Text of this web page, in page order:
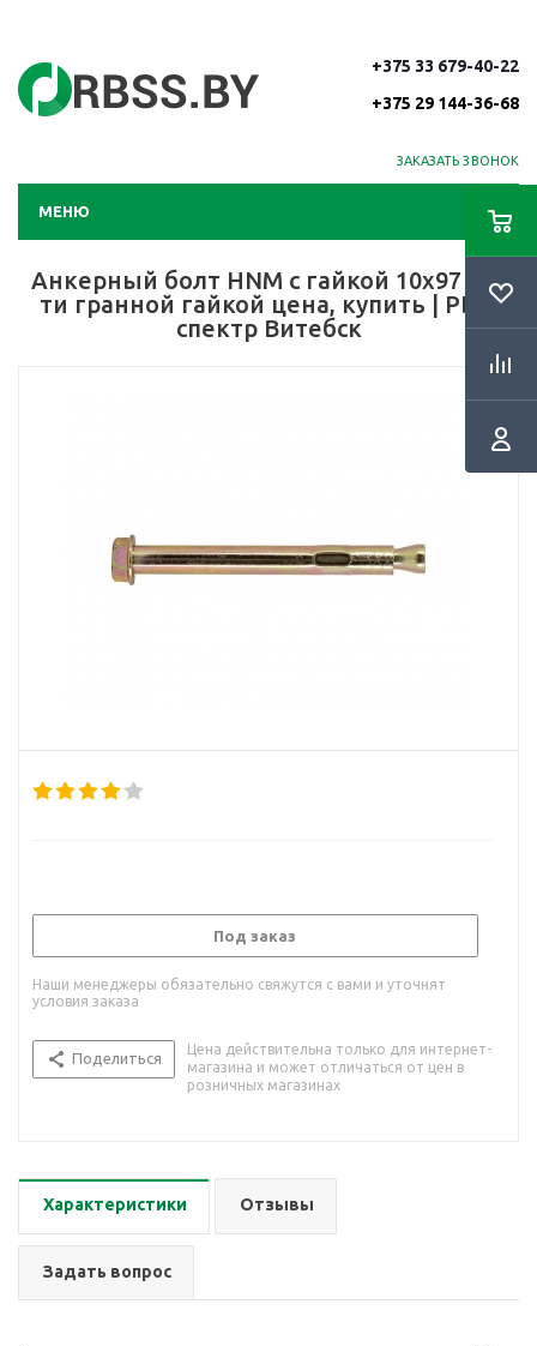
+375 33 679-40-22
+375 29 144-36-68
ЗАКАЗАТЬ ЗВОНОК
МЕНЮ
Анкерный болт HNM с гайкой 10х97 с 6-
ти гранной гайкой цена, купить | РБС-
спектр Витебск
Под заказ
Наши менеджеры обязательно свяжутся с вами и уточнят
условия заказа
Поделиться
Цена действительна только для интернет-
магазина и может отличаться от цен в
розничных магазинах
Характеристики Отзывы
Задать вопрос